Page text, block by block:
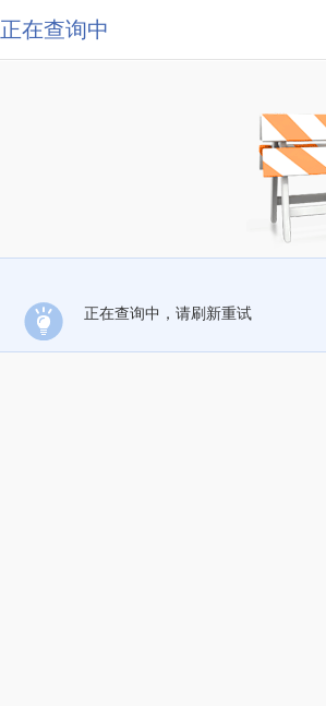
正在查询中
正在查询中，请刷新重试